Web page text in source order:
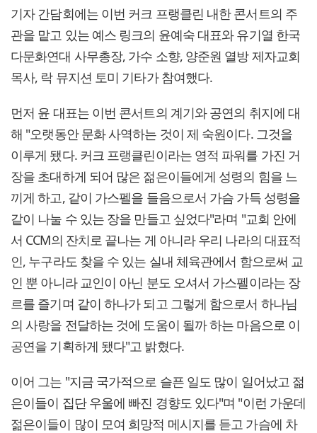
기자 간담회에는 이번 커크 프랭클린 내한 콘서트의 주
관을 맡고 있는 예스 링크의 윤예숙 대표와 유기열 한국
다문화연대 사무총장, 가수 소향, 양준원 열방 제자교회
목사, 락 뮤지션 토미 기타가 참여했다.
먼저 윤 대표는 이번 콘서트의 계기와 공연의 취지에 대
해 "오랫동안 문화 사역하는 것이 제 숙원이다. 그것을
이루게 됐다. 커크 프랭클린이라는 영적 파워를 가진 거
장을 초대하게 되어 많은 젊은이들에게 성령의 힘을 느
끼게 하고, 같이 가스펠을 들음으로서 가슴 가득 성령을
같이 나눌 수 있는 장을 만들고 싶었다"라며 "교회 안에
서 CCM의 잔치로 끝나는 게 아니라 우리 나라의 대표적
인, 누구라도 찾을 수 있는 실내 체육관에서 함으로써 교
인 뿐 아니라 교인이 아닌 분도 오셔서 가스펠이라는 장
르를 즐기며 같이 하나가 되고 그렇게 함으로서 하나님
의 사랑을 전달하는 것에 도움이 될까 하는 마음으로 이
공연을 기획하게 됐다"고 밝혔다.
이어 그는 "지금 국가적으로 슬픈 일도 많이 일어났고 젊
은이들이 집단 우울에 빠진 경향도 있다"며 "이런 가운데
젊은이들이 많이 모여 희망적 메시지를 듣고 가슴에 차